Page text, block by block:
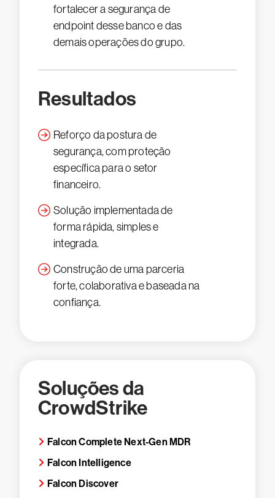
fortalecer a segurança de
endpoint desse banco e das
demais operações do grupo.
Resultados
Reforço da postura de
segurança, com proteção
específica para o setor
financeiro.
Solução implementada de
forma rápida, simples e
integrada.
Construção de uma parceria
forte, colaborativa e baseada na
confiança.
Soluções da
CrowdStrike
Falcon Complete Next-Gen MDR
Falcon Intelligence
Falcon Discover